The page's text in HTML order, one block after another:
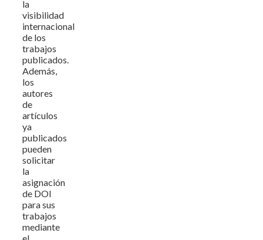
la
visibilidad
internacional
de los
trabajos
publicados.
Además,
los
autores
de
artículos
ya
publicados
pueden
solicitar
la
asignación
de DOI
para sus
trabajos
mediante